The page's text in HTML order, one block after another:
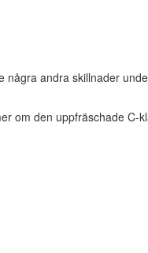
andra skillnader
om den uppfräschade C-